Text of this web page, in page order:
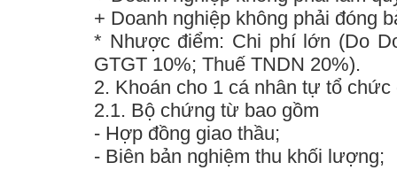
+ Doanh nghiệp không phải đóng
* Nhược điểm: Chi phí lớn (Do
GTGT 10%; Thuế TNDN 20%).
2. Khoán cho 1 cá nhân tự tổ chức
2.1. Bộ chứng từ bao gồm
- Hợp đồng giao thầu;
- Biên bản nghiệm thu khối lượng;